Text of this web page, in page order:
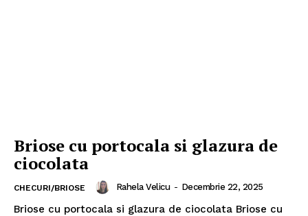
Briose cu portocala si glazura de
ciocolata
CHECURI/BRIOSE Rahela Velicu - Decembrie 22, 2025
Briose cu portocala si glazura de ciocolata Briose cu